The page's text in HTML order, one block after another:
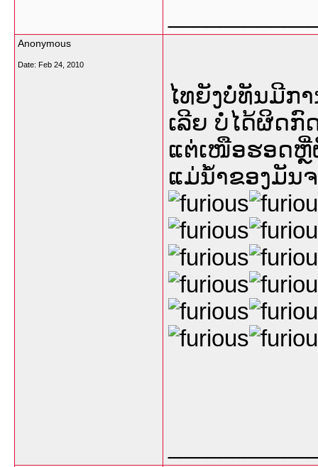
Anonymous
Date: Feb 24, 2010
ໄທຍັງບໍ່ທັນມີກ
ເລີຍ ບໍ່ໄດ້ຜິດ
ແຕ່ເໜືອຮອດຫຼີ່
ແມ່ນ້ຳຂອງມັນ